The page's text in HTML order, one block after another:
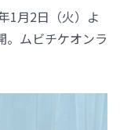
1月2日（火）よ
。ムビチケオンラ